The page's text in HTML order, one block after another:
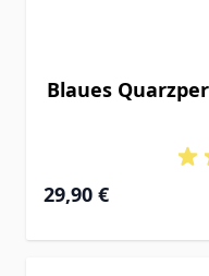
Blaues
29,90 €